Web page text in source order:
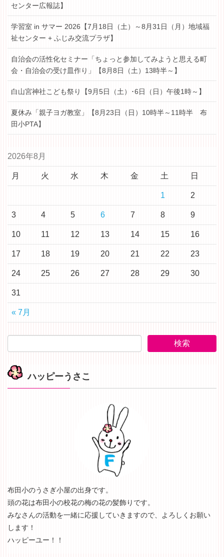
センター広報誌】
学習室 in サマー 2026【7月18日（土）～8月31日（月）地域福
祉センター + ふじみ交流プラザ】
自治会の活性化セミナー「ちょっと参加してみようと思える町
会・自治会の受け皿作り」【8月8日（土）13時半～】
白山宮神社こども祭り【9月5日（土）･6日（日）午後1時～】
夏休み「親子ヨガ教室」【8月23日（日）10時半～11時半 布
田小PTA】
2026年8月
月 火 水 木 金 土 日
« 7月
1 2
3 4 5 6 7 8 9
10 11 12 13 14 15 16
17 18 19 20 21 22 23
24 25 26 27 28 29 30
31
ハッピーうさこ
布田小のうさぎ小屋の出身です。
頭の花は布田小の校花の梅の花の髪飾りです。
みなさんの活動を一緒に応援していきますので、よろしくお願い
します！
ハッピーユー！！